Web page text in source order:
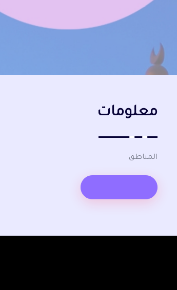
معلومات
المناطق